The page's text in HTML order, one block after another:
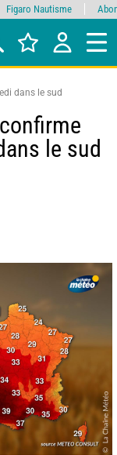
dans le sud
le sud
Figaro Nautisme